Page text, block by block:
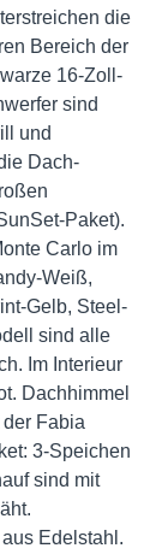
die
Bereich der
16-Zoll-
sind
und
Dach-
Paket).
Carlo im
Weiß,
Gelb, Steel-
sind alle
Im Interieur
Dachhimmel
Fabia
3-Speichen
sind mit
Edelstahl.